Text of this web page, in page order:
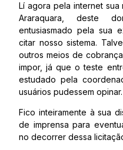
Lí agora pela internet
Araraquara, deste
entusiasmado pela sua
citar nosso sistema.
outros meios de
impor, já que o teste
estudado pela
usuários pudessem opinar.
Fico inteiramente à sua
de imprensa para
no decorrer dessa